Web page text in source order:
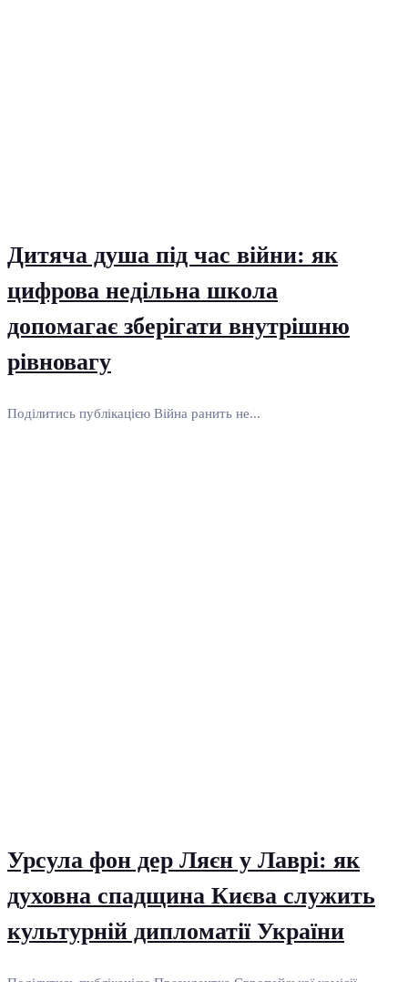
Дитяча душа під час війни: як
цифрова недільна школа
допомагає зберігати внутрішню
рівновагу
Поділитись публікацією Війна ранить не...
Урсула фон дер Ляєн у Лаврі: як
духовна спадщина Києва служить
культурній дипломатії України